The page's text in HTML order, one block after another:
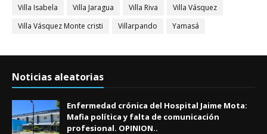
Villa Isabela
Villa Jaragua Villa Riva
Villa Vásquez
Villa Vásquez Monte cristi
Villarpando Yamasá
Noticias aleatorias
Enfermedad crónica del Hospital Jaime Mota:
Mafia política y falta de comunicación
profesional. OPINION..